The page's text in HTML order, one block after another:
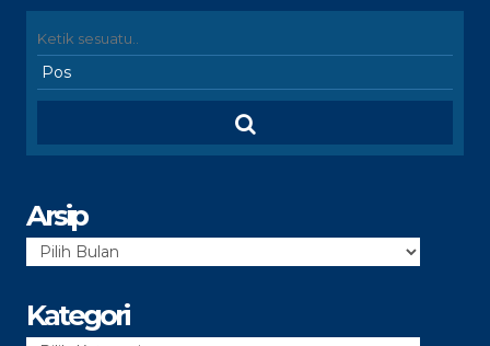
Arsip
Arsip
Kategori